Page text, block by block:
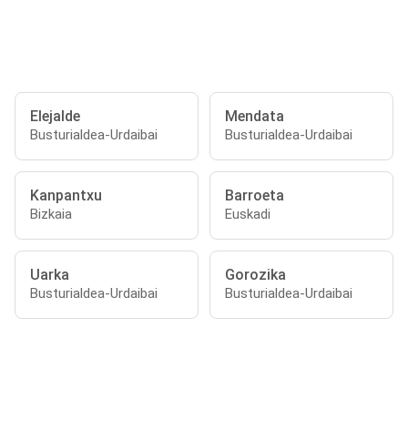
Elejalde
Busturialdea-Urdaibai
Mendata
Busturialdea-Urdaibai
Kanpantxu
Bizkaia
Barroeta
Euskadi
Uarka
Busturialdea-Urdaibai
Gorozika
Busturialdea-Urdaibai